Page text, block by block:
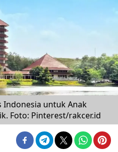
Indonesia untuk Anak
Foto: Pinterest/rakcer.id